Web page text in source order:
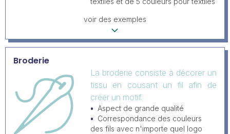
voir des exemples
Broderie
La broderie consiste à décorer un
tissu en cousant un fil afin de
créer un motif.
Aspect de grande qualité
Correspondance des couleurs
des fils avec n'importe quel logo